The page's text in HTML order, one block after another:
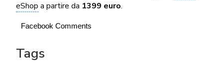
eShop a partire da 1399 euro.
Facebook Comments
Tags